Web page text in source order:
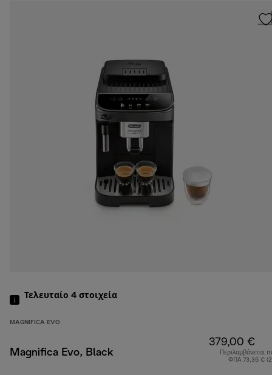
Τελευταίο 4 στοιχεία
MAGNIFICA EVO
Magnifica Evo, Black
379,00 €
Περιλαμβάνεται
ΦΠΑ 73,35 €